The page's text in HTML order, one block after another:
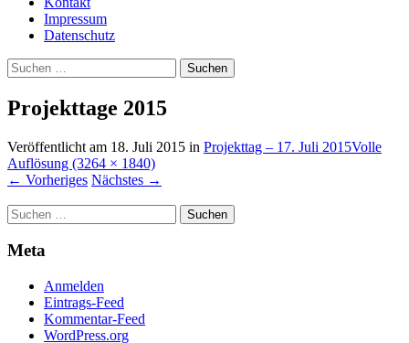
Impressum
Datenschutz
Suchen
nach:
Projekttage 2015
Veröffentlicht am 18. Juli 2015 in Projekttag – 17. Juli 2015Volle
Auflösung (3264 × 1840)
← Vorheriges Nächstes →
Suchen
nach:
Meta
Anmelden
Eintrags-Feed
Kommentar-Feed
WordPress.org